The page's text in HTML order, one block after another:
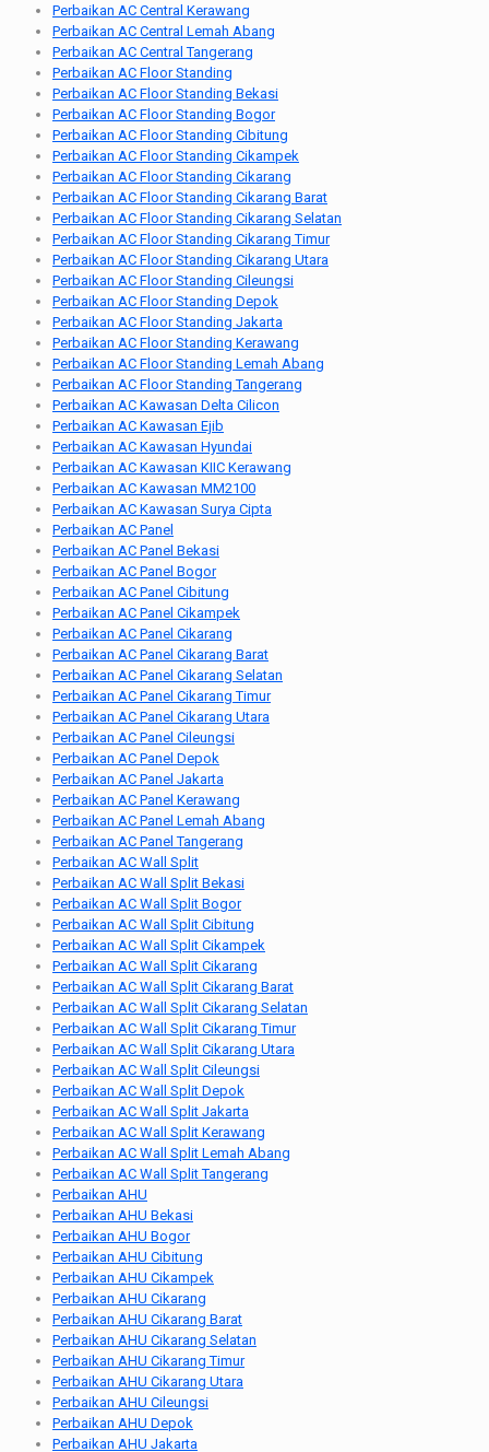
Perbaikan AC Central Kerawang
Perbaikan AC Central Lemah Abang
Perbaikan AC Central Tangerang
Perbaikan AC Floor Standing
Perbaikan AC Floor Standing Bekasi
Perbaikan AC Floor Standing Bogor
Perbaikan AC Floor Standing Cibitung
Perbaikan AC Floor Standing Cikampek
Perbaikan AC Floor Standing Cikarang
Perbaikan AC Floor Standing Cikarang Barat
Perbaikan AC Floor Standing Cikarang Selatan
Perbaikan AC Floor Standing Cikarang Timur
Perbaikan AC Floor Standing Cikarang Utara
Perbaikan AC Floor Standing Cileungsi
Perbaikan AC Floor Standing Depok
Perbaikan AC Floor Standing Jakarta
Perbaikan AC Floor Standing Kerawang
Perbaikan AC Floor Standing Lemah Abang
Perbaikan AC Floor Standing Tangerang
Perbaikan AC Kawasan Delta Cilicon
Perbaikan AC Kawasan Ejib
Perbaikan AC Kawasan Hyundai
Perbaikan AC Kawasan KIIC Kerawang
Perbaikan AC Kawasan MM2100
Perbaikan AC Kawasan Surya Cipta
Perbaikan AC Panel
Perbaikan AC Panel Bekasi
Perbaikan AC Panel Bogor
Perbaikan AC Panel Cibitung
Perbaikan AC Panel Cikampek
Perbaikan AC Panel Cikarang
Perbaikan AC Panel Cikarang Barat
Perbaikan AC Panel Cikarang Selatan
Perbaikan AC Panel Cikarang Timur
Perbaikan AC Panel Cikarang Utara
Perbaikan AC Panel Cileungsi
Perbaikan AC Panel Depok
Perbaikan AC Panel Jakarta
Perbaikan AC Panel Kerawang
Perbaikan AC Panel Lemah Abang
Perbaikan AC Panel Tangerang
Perbaikan AC Wall Split
Perbaikan AC Wall Split Bekasi
Perbaikan AC Wall Split Bogor
Perbaikan AC Wall Split Cibitung
Perbaikan AC Wall Split Cikampek
Perbaikan AC Wall Split Cikarang
Perbaikan AC Wall Split Cikarang Barat
Perbaikan AC Wall Split Cikarang Selatan
Perbaikan AC Wall Split Cikarang Timur
Perbaikan AC Wall Split Cikarang Utara
Perbaikan AC Wall Split Cileungsi
Perbaikan AC Wall Split Depok
Perbaikan AC Wall Split Jakarta
Perbaikan AC Wall Split Kerawang
Perbaikan AC Wall Split Lemah Abang
Perbaikan AC Wall Split Tangerang
Perbaikan AHU
Perbaikan AHU Bekasi
Perbaikan AHU Bogor
Perbaikan AHU Cibitung
Perbaikan AHU Cikampek
Perbaikan AHU Cikarang
Perbaikan AHU Cikarang Barat
Perbaikan AHU Cikarang Selatan
Perbaikan AHU Cikarang Timur
Perbaikan AHU Cikarang Utara
Perbaikan AHU Cileungsi
Perbaikan AHU Depok
Perbaikan AHU Jakarta